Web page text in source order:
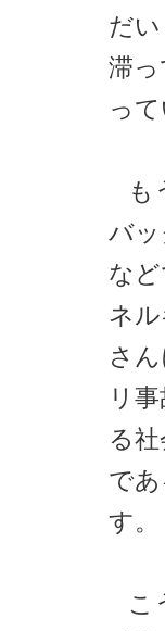
だ
滞
って
も
バ
な
ネ
さ
リ
る
で
す。
こ